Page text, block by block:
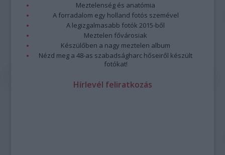
Meztelenség és anatómia
A forradalom egy holland fotós szemével
A legizgalmasabb fotók 2015-ből
Meztelen fővárosiak
Készülőben a nagy meztelen album
Nézd meg a 48-as szabadságharc hőseiről készült
fotókat!
Hírlevél feliratkozás